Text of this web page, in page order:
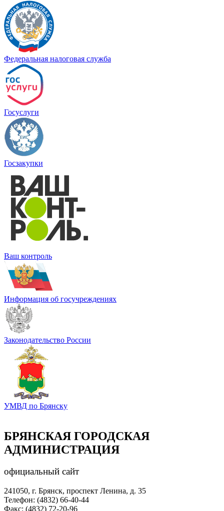
Федеральная налоговая служба
Госуслуги
Госзакупки
Ваш контроль
Информация об госучреждениях
Законодательство России
УМВД по Брянску
БРЯНСКАЯ ГОРОДСКАЯ
АДМИНИСТРАЦИЯ
официальный сайт
241050, г. Брянск, проспект Ленина, д. 35
Телефон: (4832) 66-40-44
Факс: (4832) 72-20-96